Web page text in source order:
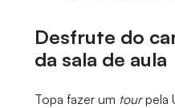
Desfrute do
da sala de aula
Topa fazer um tourpela